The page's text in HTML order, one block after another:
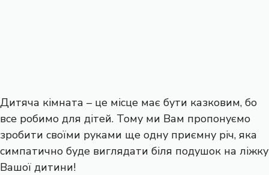
Дитяча кімната – це місце має бути казковим, бо
все робимо для дітей. Тому ми Вам пропонуємо
зробити своїми руками ще одну приємну річ, яка
симпатично буде виглядати біля подушок на ліжку
Вашої дитини!